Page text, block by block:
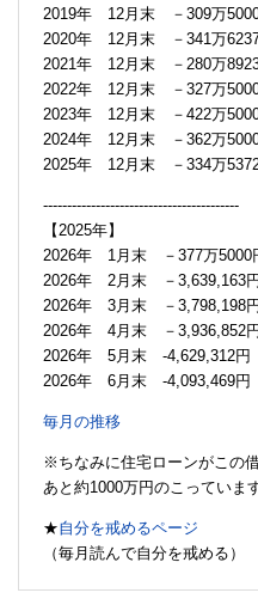
2019年 12月末 －309万
2020年 12月末 －341万
2021年 12月末 －280万
2022年 12月末 －327万
2023年 12月末 －422万
2024年 12月末 －362万
2025年 12月末 －334万
-----------------------------------------
【2025年】
2026年 1月末 －377万5000
2026年 2月末 －3,639,163円
2026年 3月末 －3,798,198円
2026年 4月末 －3,936,852円
2026年 5月末 -4,629,312円
2026年 6月末 -4,093,469円
毎月の推移
※ちなみに住宅ローンがこの
あと約1000万円のこっています
★自分を戒めるページ
（毎月読んで自分を戒める）